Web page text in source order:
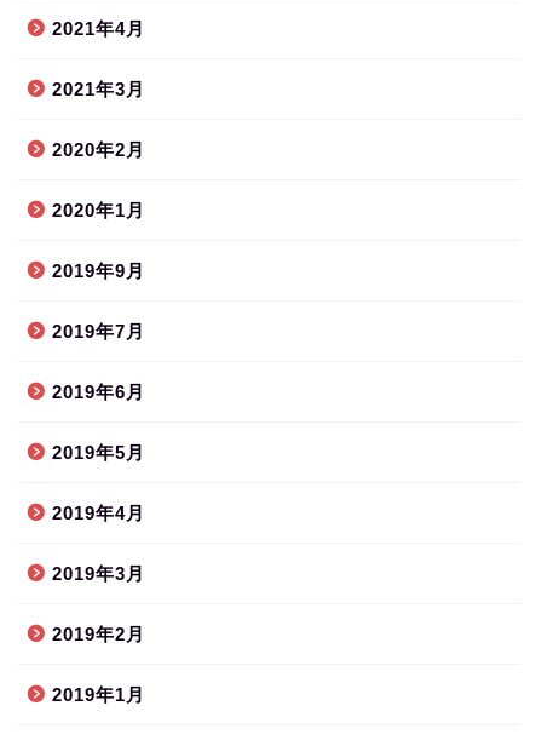
2021年4月
2021年3月
2020年2月
2020年1月
2019年9月
2019年7月
2019年6月
2019年5月
2019年4月
2019年3月
2019年2月
2019年1月